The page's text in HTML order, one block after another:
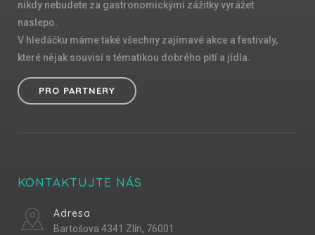
nikdy nebudete za gastronomickými zážitky vyrážet
naslepo.
V hledáčku máme také všechny zajímavé akce a festivaly,
které nějak souvisí s tématikou dobrého pití a jídla.
PRO PARTNERY
KONTAKTUJTE NÁS
Adresa
Bartošova 4341 Zlín, 76001